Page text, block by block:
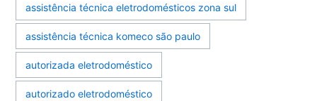
assistência técnica eletrodomésticos zona sul
assistência técnica komeco são paulo
autorizada eletrodoméstico
autorizado eletrodoméstico